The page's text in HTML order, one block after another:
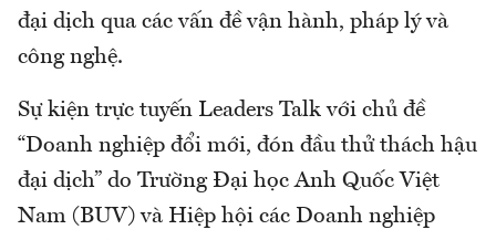
đại dịch qua các vấn đề vận hành, pháp lý và
công nghệ.
Sự kiện trực tuyến Leaders Talk với chủ đề
“Doanh nghiệp đổi mới, đón đầu thử thách hậu
đại dịch” do Trường Đại học Anh Quốc Việt
Nam (BUV) và Hiệp hội các Doanh nghiệp